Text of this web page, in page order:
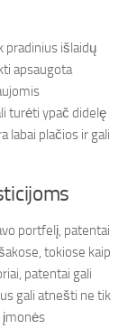
pradinius išlaidų
apsaugota
turėti ypač didelę
labai plačios ir gali
portfelį, patentai
tokiose kaip
patentai gali
gali atnešti ne tik
įmonės